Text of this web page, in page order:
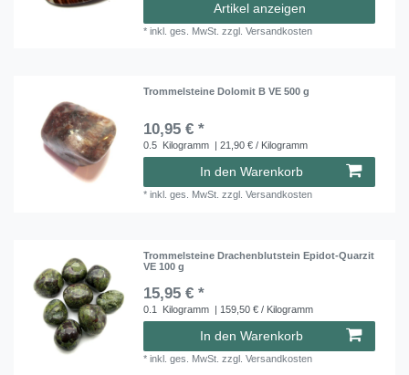
Artikel anzeigen
*inkl. ges. MwSt. zzgl.Versandkosten
Trommelsteine Dolomit B VE 500 g
10,95 € *
0.5 Kilogramm | 21,90 € / Kilogramm
In den Warenkorb
*inkl. ges. MwSt. zzgl.Versandkosten
Trommelsteine Drachenblutstein Epidot-Quarzit
VE 100 g
15,95 € *
0.1 Kilogramm | 159,50 € / Kilogramm
In den Warenkorb
*inkl. ges. MwSt. zzgl.Versandkosten